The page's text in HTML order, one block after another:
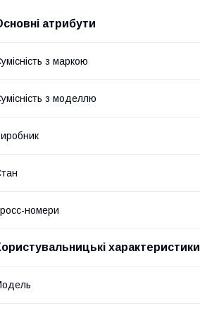
атрибути
з маркою
з моделлю
номери
характеристики